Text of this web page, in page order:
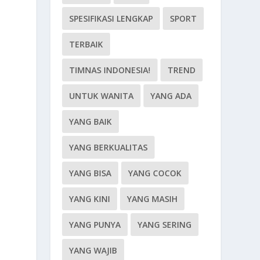
SPESIFIKASI LENGKAP SPORT
TERBAIK
TIMNAS INDONESIA! TREND
UNTUK WANITA YANG ADA
YANG BAIK
YANG BERKUALITAS
YANG BISA YANG COCOK
YANG KINI YANG MASIH
YANG PUNYA YANG SERING
YANG WAJIB